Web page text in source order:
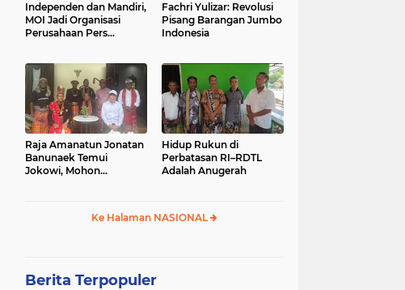
Independen dan Mandiri,
MOI Jadi Organisasi
Perusahaan Pers
Fachri Yulizar: Revolusi
Pisang Barangan Jumbo
Indonesia
Raja Amanatun Jonatan
Banunaek Temui
Jokowi, Mohon
Hidup Rukun di
Perbatasan RI–RDTL
Adalah Anugerah
Ke Halaman NASIONAL
Berita Terpopuler